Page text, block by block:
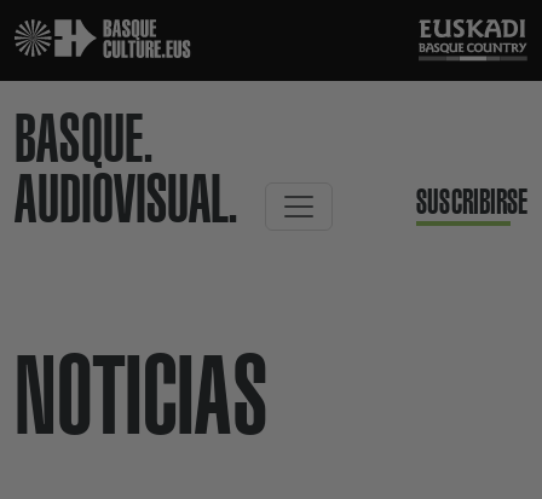
BASQUE.
AUDIOVISUAL.
SUSCRIBIRSE
NOTICIAS